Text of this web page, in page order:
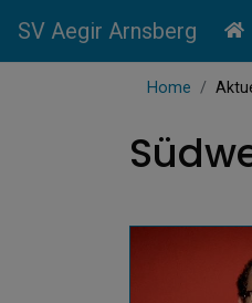
SV Aegir Arnsberg
Home